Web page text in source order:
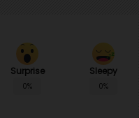
Surprise
0%
Sleepy
0%